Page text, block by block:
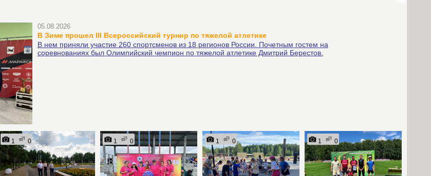
05.08.2026
В Зиме прошел III Всероссийский турнир по тяжелой атлетике
В нем приняли участие 260 спортсменов из 18 регионов России. Почетным гостем на
соревнованиях был Олимпийский чемпион по тяжелой атлетике Дмитрий Берестов.
1 0 1 0 1 0 1 0